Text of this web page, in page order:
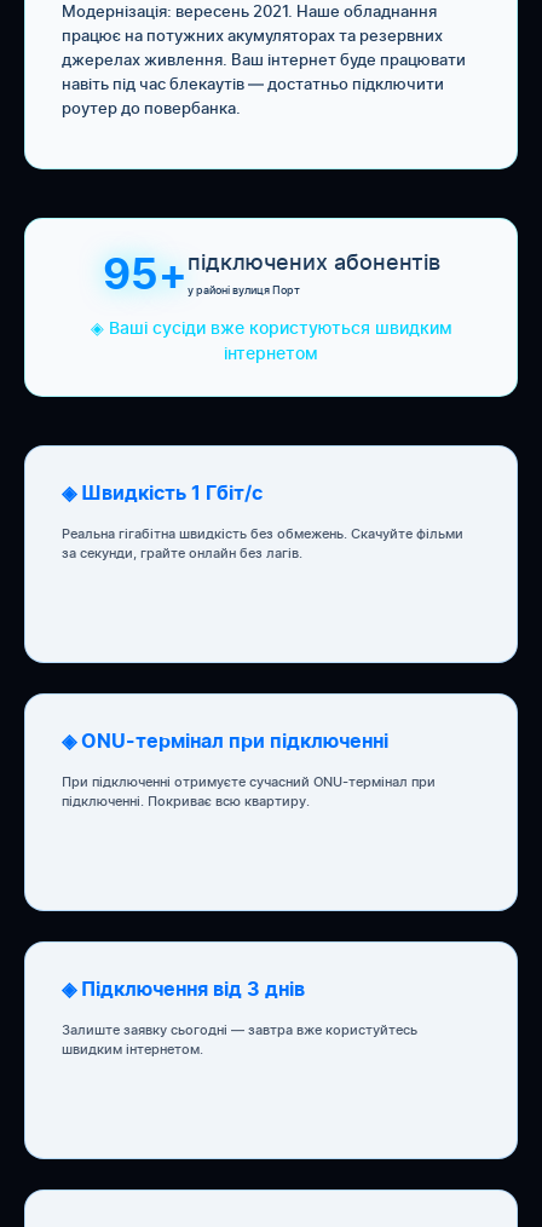
Модернізація: вересень 2021. Наше обладнання
працює на потужних акумуляторах та резервних
джерелах живлення. Ваш інтернет буде працювати
навіть під час блекаутів — достатньо підключити
роутер до повербанка.
95+підключених абонентів
у районі вулиця Порт
◈ Ваші сусіди вже користуються швидким
інтернетом
◈ Швидкість 1 Гбіт/с
Реальна гігабітна швидкість без обмежень. Скачуйте фільми
за секунди, грайте онлайн без лагів.
◈ ONU-термінал при підключенні
При підключенні отримуєте сучасний ONU-термінал при
підключенні. Покриває всю квартиру.
◈ Підключення від 3 днів
Залиште заявку сьогодні — завтра вже користуйтесь
швидким інтернетом.